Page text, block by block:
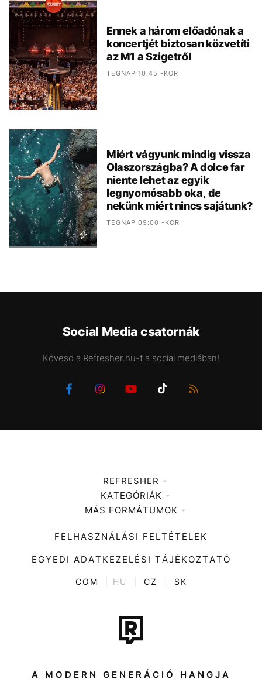
Ennek a három előadónak a
koncertjét biztosan közvetíti
az M1 a Szigetről
TEGNAP 10:45 -KOR
Miért vágyunk mindig vissza
Olaszországba? A dolce far
niente lehet az egyik
legnyomósabb oka, de
nekünk miért nincs sajátunk?
TEGNAP 09:00 -KOR
Social Media csatornák
Kövesd a Refresher.hu-t a social mediában!
REFRESHER
Médiaajánlat
KATEGÓRIÁK
Zene
Divat
Kultúra
ENTR
Tech-Tudomány
Sport
Társadalom
MÁS FORMÁTUMOK
FELHASZNÁLÁSI FELTÉTELEK
EGYEDI ADATKEZELÉSI TÁJÉKOZTATÓ
COM HU CZ SK
A MODERN GENERÁCIÓ HANGJA